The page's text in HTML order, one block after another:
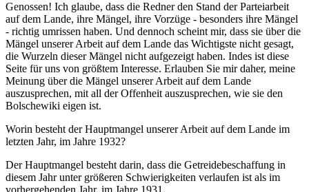
Genossen! Ich glaube, dass die Redner den Stand der Parteiarbeit
auf dem Lande, ihre Mängel, ihre Vorzüge - besonders ihre Mängel
- richtig umrissen haben. Und dennoch scheint mir, dass sie über die
Mängel unserer Arbeit auf dem Lande das Wichtigste nicht gesagt,
die Wurzeln dieser Mängel nicht aufgezeigt haben. Indes ist diese
Seite für uns von größtem Interesse. Erlauben Sie mir daher, meine
Meinung über die Mängel unserer Arbeit auf dem Lande
auszusprechen, mit all der Offenheit auszusprechen, wie sie den
Bolschewiki eigen ist.
Worin besteht der Hauptmangel unserer Arbeit auf dem Lande im
letzten Jahr, im Jahre 1932?
Der Hauptmangel besteht darin, dass die Getreidebeschaffung in
diesem Jahr unter größeren Schwierigkeiten verlaufen ist als im